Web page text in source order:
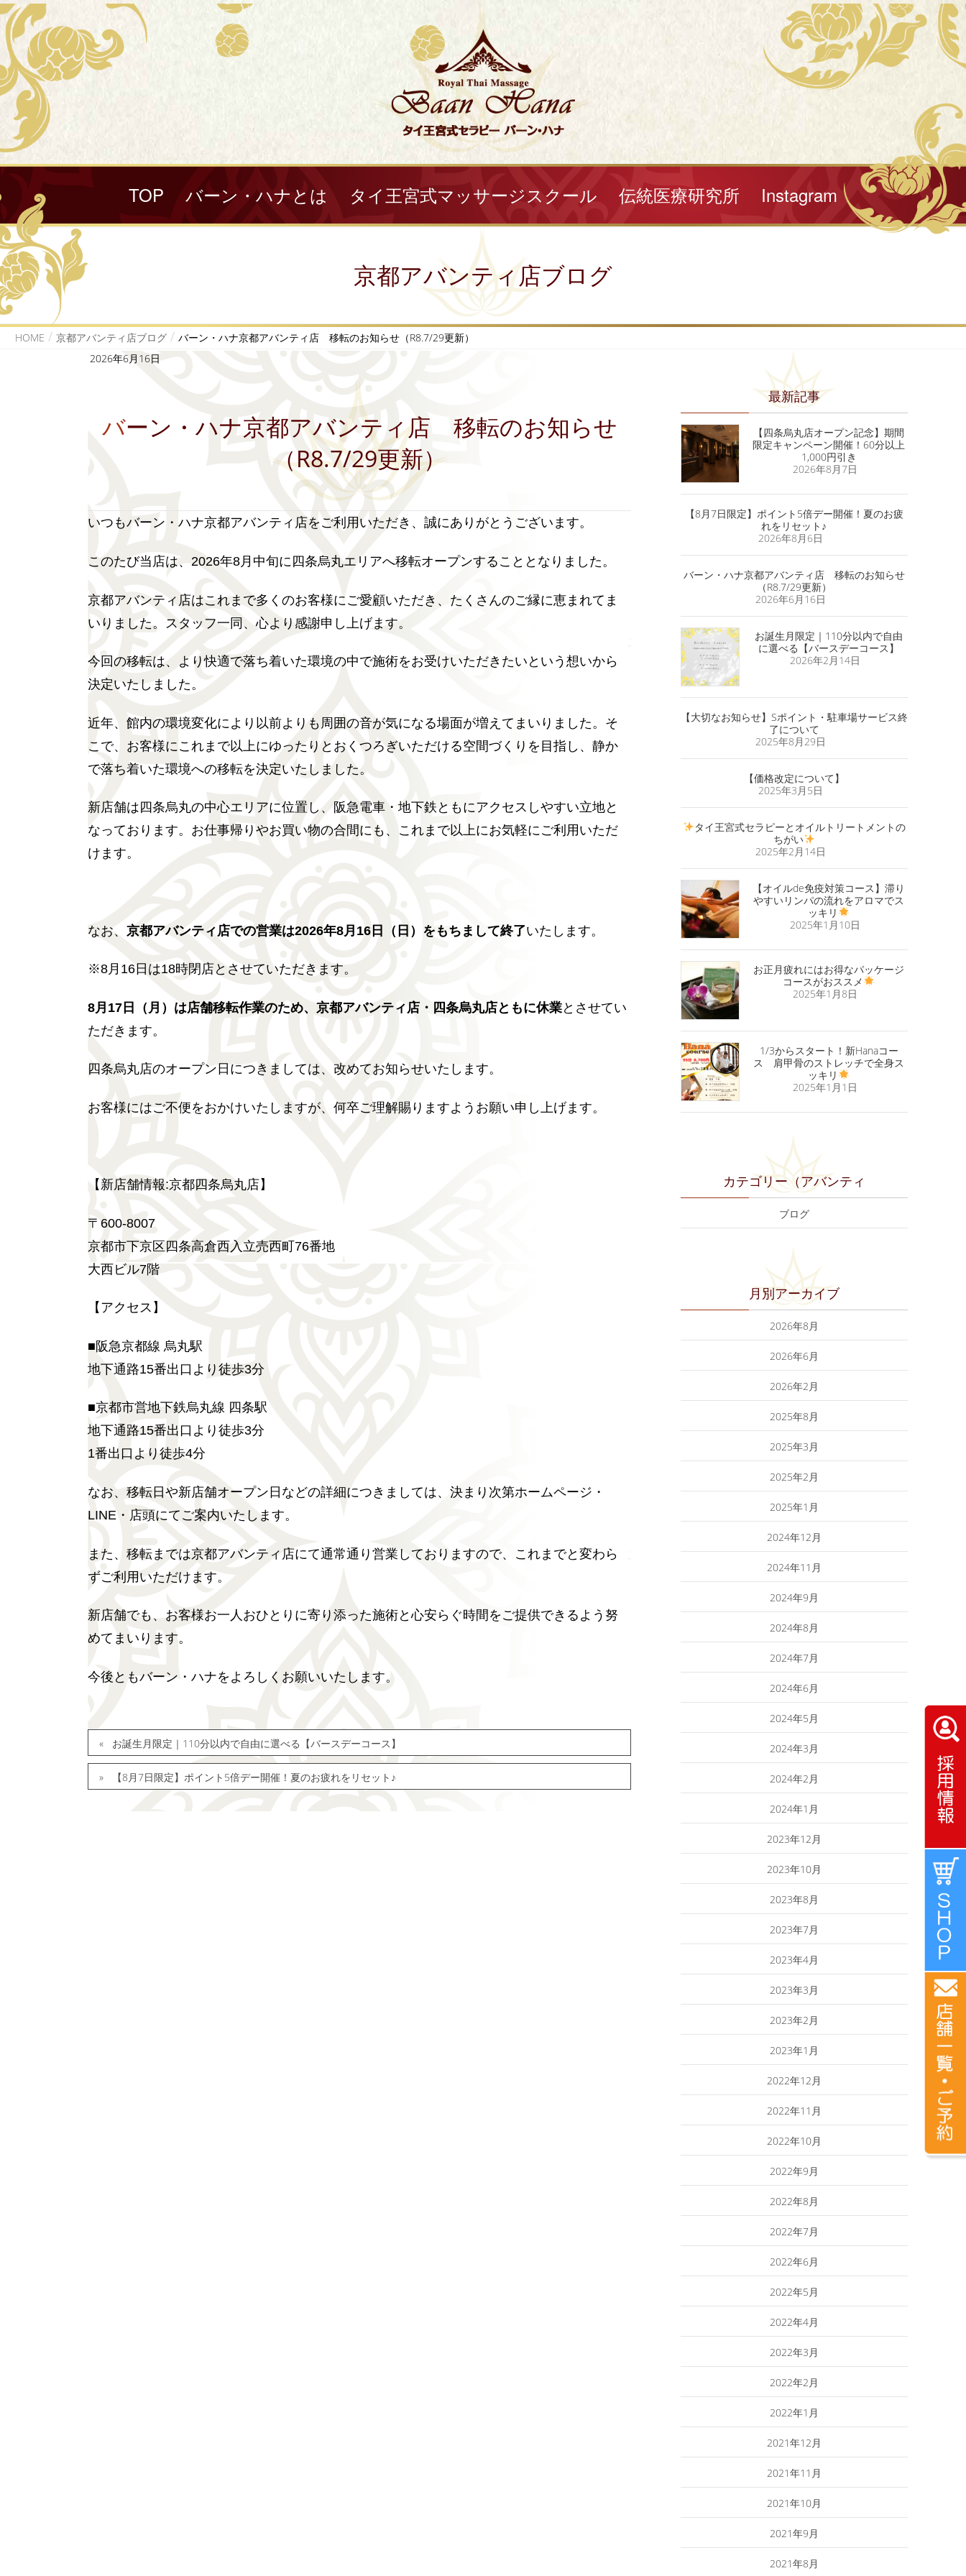
TOP バーン・ハナとは タイ王宮式マッサージスクール 伝統医療研究所 Instagram
京都アバンティ店ブログ
HOME 京都アバンティ店ブログ バーン・ハナ京都アバンティ店 移転のお知らせ（R8.7/29更新）
2026年6月16日
バーン・ハナ京都アバンティ店 移転のお知らせ
（R8.7/29更新）
いつもバーン・ハナ京都アバンティ店をご利用いただき、誠にありがとうございます。
このたび当店は、2026年8月中旬に四条烏丸エリアへ移転オープンすることとなりました。
京都アバンティ店はこれまで多くのお客様にご愛顧いただき、たくさんのご縁に恵まれてま
いりました。スタッフ一同、心より感謝申し上げます。
今回の移転は、より快適で落ち着いた環境の中で施術をお受けいただきたいという想いから
決定いたしました。
近年、館内の環境変化により以前よりも周囲の音が気になる場面が増えてまいりました。そ
こで、お客様にこれまで以上にゆったりとおくつろぎいただける空間づくりを目指し、静か
で落ち着いた環境への移転を決定いたしました。
新店舗は四条烏丸の中心エリアに位置し、阪急電車・地下鉄ともにアクセスしやすい立地と
なっております。お仕事帰りやお買い物の合間にも、これまで以上にお気軽にご利用いただ
けます。
なお、京都アバンティ店での営業は2026年8月16日（日）をもちまして終了いたします。
※8月16日は18時閉店とさせていただきます。
8月17日（月）は店舗移転作業のため、京都アバンティ店・四条烏丸店ともに休業とさせてい
ただきます。
四条烏丸店のオープン日につきましては、改めてお知らせいたします。
お客様にはご不便をおかけいたしますが、何卒ご理解賜りますようお願い申し上げます。
【新店舗情報:京都四条烏丸店】
〒600-8007
京都市下京区四条高倉西入立売西町76番地
大西ビル7階
【アクセス】
■阪急京都線 烏丸駅
地下通路15番出口より徒歩3分
■京都市営地下鉄烏丸線 四条駅
地下通路15番出口より徒歩3分
1番出口より徒歩4分
なお、移転日や新店舗オープン日などの詳細につきましては、決まり次第ホームページ・
LINE・店頭にてご案内いたします。
また、移転までは京都アバンティ店にて通常通り営業しておりますので、これまでと変わら
ずご利用いただけます。
新店舗でも、お客様お一人おひとりに寄り添った施術と心安らぐ時間をご提供できるよう努
めてまいります。
今後ともバーン・ハナをよろしくお願いいたします。
お誕生月限定｜110分以内で自由に選べる【バースデーコース】
【8月7日限定】ポイント5倍デー開催！夏のお疲れをリセット♪
最新記事
【四条烏丸店オープン記念】期間
限定キャンペーン開催！60分以上
1,000円引き
2026年8月7日
【8月7日限定】ポイント5倍デー開催！夏のお疲
れをリセット♪
2026年8月6日
バーン・ハナ京都アバンティ店 移転のお知らせ
（R8.7/29更新）
2026年6月16日
お誕生月限定｜110分以内で自由
に選べる【バースデーコース】
2026年2月14日
【大切なお知らせ】Sポイント・駐車場サービス終
了について
2025年8月29日
【価格改定について】
2025年3月5日
タイ王宮式セラピーとオイルトリートメントの
ちがい
2025年2月14日
【オイルde免疫対策コース】滞り
やすいリンパの流れをアロマでス
ッキリ
2025年1月10日
お正月疲れにはお得なパッケージ
コースがおススメ
2025年1月8日
1/3からスタート！新Hanaコー
ス 肩甲骨のストレッチで全身ス
ッキリ
2025年1月1日
カテゴリー（アバンティ
ブログ
月別アーカイブ
2026年8月
2026年6月
2026年2月
2025年8月
2025年3月
2025年2月
2025年1月
2024年12月
2024年11月
2024年9月
2024年8月
2024年7月
2024年6月
2024年5月
2024年3月
2024年2月
2024年1月
2023年12月
2023年10月
2023年8月
2023年7月
2023年4月
2023年3月
2023年2月
2023年1月
2022年12月
2022年11月
2022年10月
2022年9月
2022年8月
2022年7月
2022年6月
2022年5月
2022年4月
2022年3月
2022年2月
2022年1月
2021年12月
2021年11月
2021年10月
2021年9月
2021年8月